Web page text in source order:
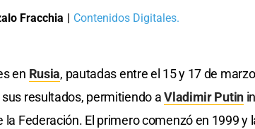
Fracchia | Contenidos Digitales.
en Rusia, pautadas entre el 15 y 17 de
sus resultados, permitiendo aVladimir Putin
la Federación. El primero comenzó en 1999